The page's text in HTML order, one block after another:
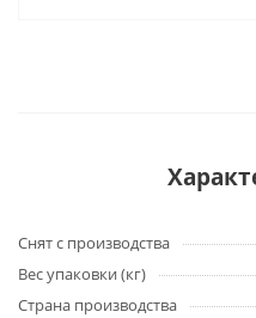
Снят с производства
Вес упаковки (кг)
Страна производства